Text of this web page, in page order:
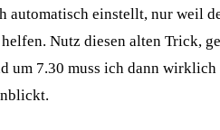
automatisch einstellt, nur weil
Nutz diesen alten Trick,
um 7.30 muss ich dann